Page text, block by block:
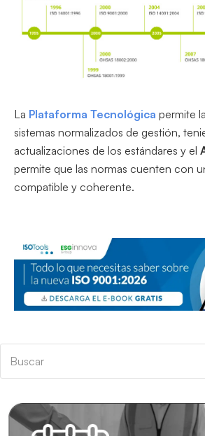
La Plataforma Tecnológica permite
sistemas normalizados de gestión,
actualizaciones de los estándares y el
permite que las normas cuenten con
compatible y coherente.